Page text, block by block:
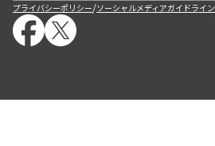
プライバシーポリシー/ソーシャルメディアガイドライン